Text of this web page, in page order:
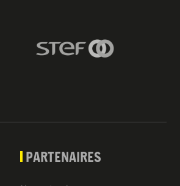
PARTENAIRES